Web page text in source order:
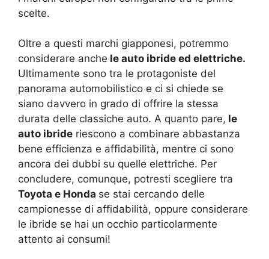
scelte.
Oltre a questi marchi giapponesi, potremmo
considerare anche le auto ibride ed elettriche.
Ultimamente sono tra le protagoniste del
panorama automobilistico e ci si chiede se
siano davvero in grado di offrire la stessa
durata delle classiche auto. A quanto pare, le
auto ibride riescono a combinare abbastanza
bene efficienza e affidabilità, mentre ci sono
ancora dei dubbi su quelle elettriche. Per
concludere, comunque, potresti scegliere tra
Toyota e Honda se stai cercando delle
campionesse di affidabilità, oppure considerare
le ibride se hai un occhio particolarmente
attento ai consumi!